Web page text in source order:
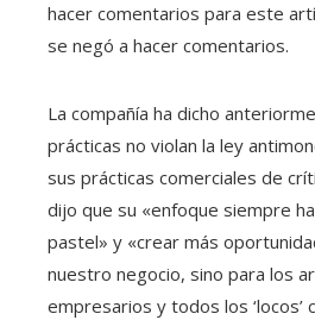
hacer comentarios para este
se negó a hacer comentarios.
La compañía ha dicho
prácticas no violan la ley
sus prácticas comerciales de
dijo que su «enfoque siempre
pastel» y «crear más
nuestro negocio, sino para los
empresarios y todos los ‘locos’